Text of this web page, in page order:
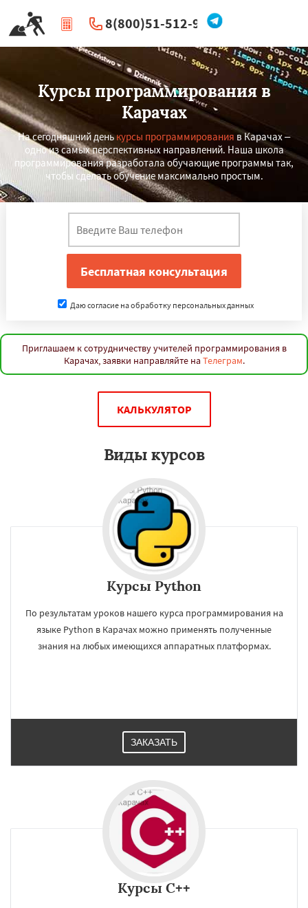
8(800)51-512-96
| Перезвоните мне
Курсы программирования в
Карачах
На сегодняшний день курсы программирования в Карачах –
одно из самых перспективных направлений. Наша школа
программирования разработала обучающие программы так,
чтобы сделать обучение максимально простым.
Даю согласие на обработку персональных данных
Приглашаем к сотрудничеству учителей программирования в
Карачах, заявки направляйте на Телеграм.
КАЛЬКУЛЯТОР
Виды курсов
Курсы Python
По результатам уроков нашего курса программирования на
языке Python в Карачах можно применять полученные
знания на любых имеющихся аппаратных платформах.
ЗАКАЗАТЬ
Курсы C++